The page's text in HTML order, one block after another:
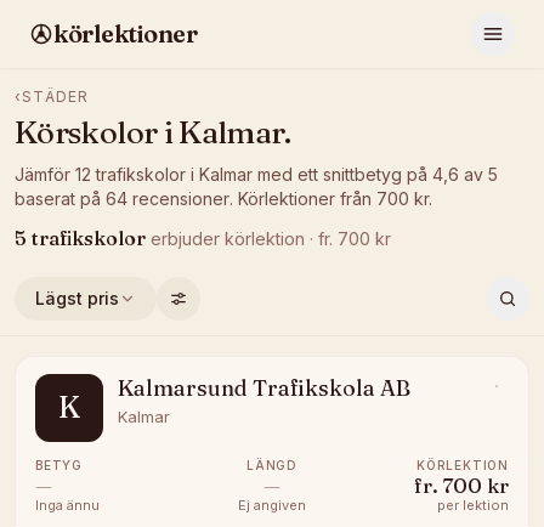
körlektioner
‹ STÄDER
Körskolor iKalmar.
Jämför 12 trafikskolor i Kalmar med ett snittbetyg på 4,6 av 5
baserat på 64 recensioner. Körlektioner från 700 kr.
5 trafikskolor erbjuder körlektion · fr. 700 kr
Lägst pris
K
Kalmarsund Trafikskola AB
Kalmar
BETYG
—
Inga ännu
LÄNGD
—
Ej angiven
KÖRLEKTION
fr. 700 kr
per lektion